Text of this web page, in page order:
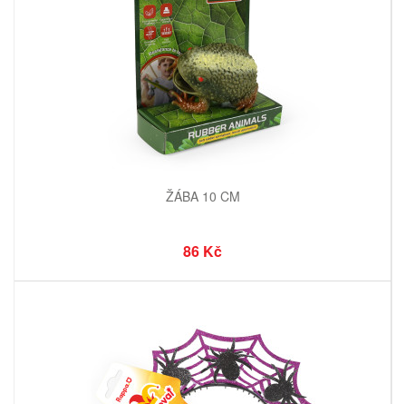
ŽÁBA 10 CM
86 Kč